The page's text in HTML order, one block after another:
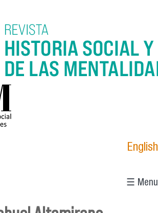
English
☰ Menu